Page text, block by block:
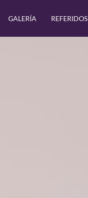
GALERÍA REFERIDOS